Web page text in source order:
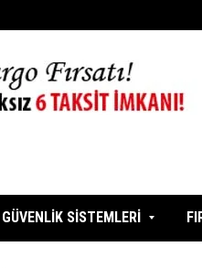
GÜVENLİK SİSTEMLERİ